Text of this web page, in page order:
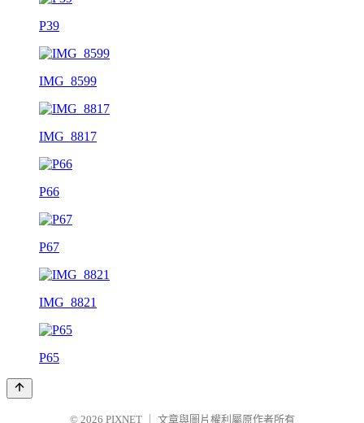
P39
IMG_8599
IMG_8817
P66
P67
IMG_8821
P65
© 2026 PIXNET 文章與圖片權利屬原作者所有